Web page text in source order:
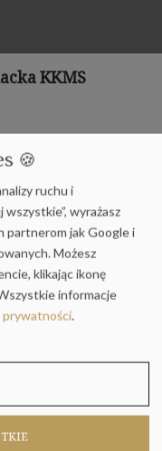
KKMS
🍪
ruchu i
wyrażasz
partnerom jak Google i
Możesz
klikając ikonę
informacje
.